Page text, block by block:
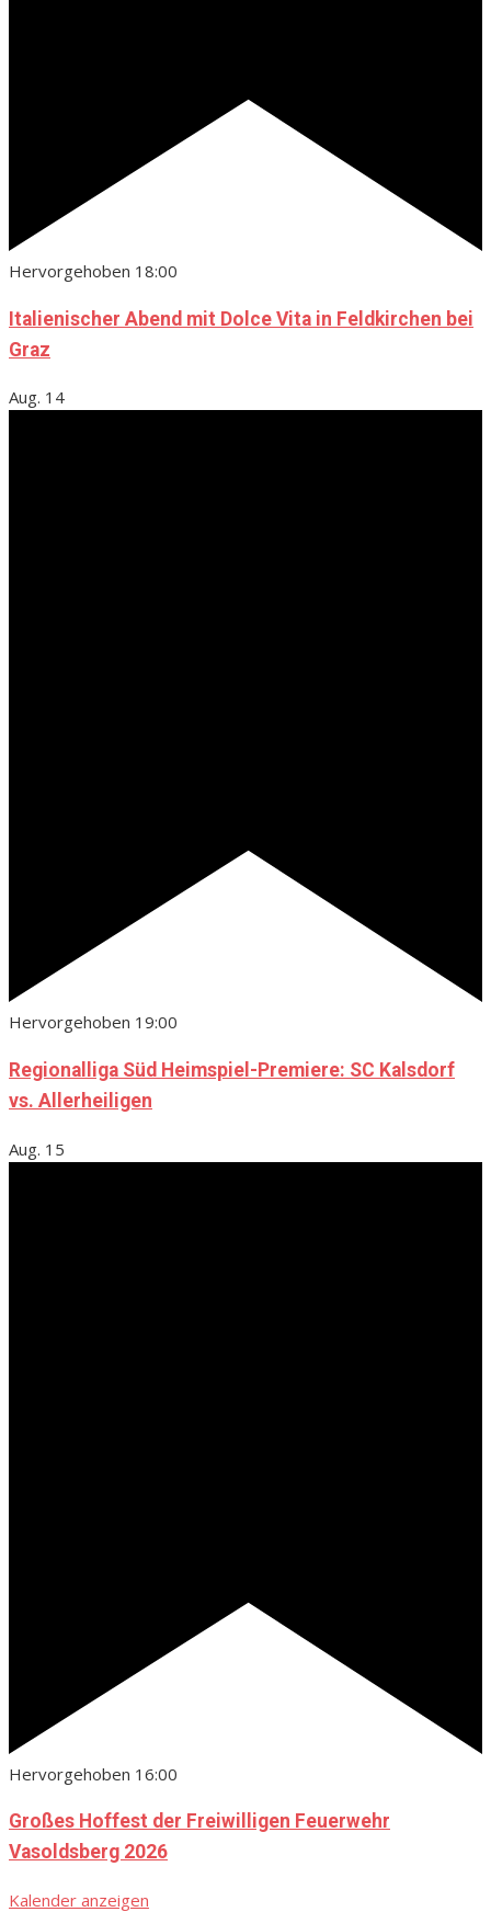
Hervorgehoben 18:00
Italienischer Abend mit Dolce Vita in Feldkirchen bei
Graz
Aug. 14
Hervorgehoben 19:00
Regionalliga Süd Heimspiel-Premiere: SC Kalsdorf
vs. Allerheiligen
Aug. 15
Hervorgehoben 16:00
Großes Hoffest der Freiwilligen Feuerwehr
Vasoldsberg 2026
Kalender anzeigen